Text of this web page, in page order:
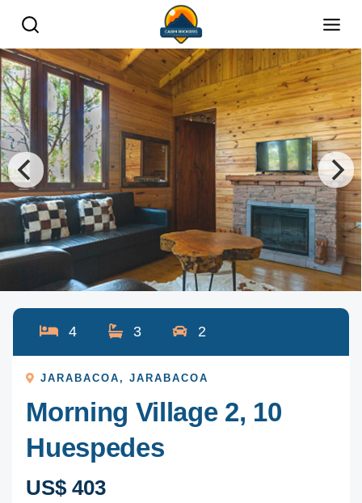
4 3 2
JARABACOA ,JARABACOA
Morning Village 2, 10
Huespedes
US$ 403